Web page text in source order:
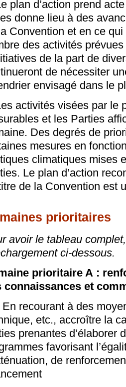
plan d’action prend
donne lieu à des
Convention et en ce
des activités
de la part de
de nécessiter
envisagé dans le
activités visées par le
et les Parties
Des degrés de
mesures en
climatiques mises
Le plan d’action
de la Convention est
prioritaires
avoir le tableau
ci-dessous.
prioritaire A :
connaissances et
recourant à des
etc., accroître la
prenantes d’élaborer
favorisant
de